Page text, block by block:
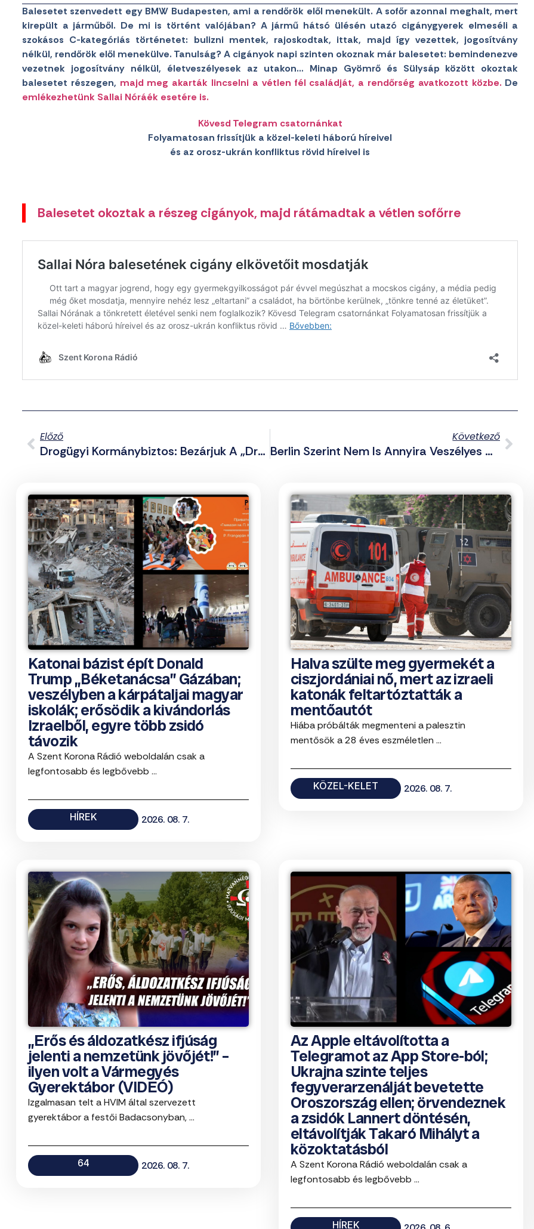
Balesetet szenvedett egy BMW Budapesten, ami a rendőrök elől menekült. A sofőr azonnal meghalt, mert
kirepült a járműből. De mi is történt valójában? A jármű hátsó ülésén utazó cigánygyerek elmeséli a
szokásos C-kategóriás történetet: bulizni mentek, rajoskodtak, ittak, majd így vezettek, jogosítvány
nélkül, rendőrök elől menekülve. Tanulság? A cigányok napi szinten okoznak már balesetet: bemindenezve
vezetnek jogosítvány nélkül, életveszélyesek az utakon… Minap Gyömrő és Sülysáp között okoztak
balesetet részegen, majd meg akarták lincselni a vétlen fél családját, a rendőrség avatkozott közbe. De
emlékezhetünk Sallai Nóráék esetére is.
Kövesd Telegram csatornánkat
Folyamatosan frissítjük a közel-keleti háború híreivel
és az orosz-ukrán konfliktus rövid híreivel is
Balesetet okoztak a részeg cigányok, majd rátámadtak a vétlen sofőrre
Előző
Drogügyi Kormánybiztos: Bezárjuk A „drogfészkeket”
Következő
Berlin Szerint Nem Is Annyira Veszélyes A Terroristának Minősített Német Antifa Ost Csoport
Katonai bázist épít Donald
Trump „Béketanácsa” Gázában;
veszélyben a kárpátaljai magyar
iskolák; erősödik a kivándorlás
Izraelből, egyre több zsidó
távozik
A Szent Korona Rádió weboldalán csak a
legfontosabb és legbővebb ...
HÍREK 2026. 08. 7.
Halva szülte meg gyermekét a
ciszjordániai nő, mert az izraeli
katonák feltartóztatták a
mentőautót
Hiába próbálták megmenteni a palesztin
mentősök a 28 éves eszméletlen ...
KÖZEL-KELET 2026. 08. 7.
„Erős és áldozatkész ifjúság
jelenti a nemzetünk jövőjét!” –
ilyen volt a Vármegyés
Gyerektábor (VIDEÓ)
Izgalmasan telt a HVIM által szervezett
gyerektábor a festői Badacsonyban, ...
64 2026. 08. 7.
Az Apple eltávolította a
Telegramot az App Store-ból;
Ukrajna szinte teljes
fegyverarzenálját bevetette
Oroszország ellen; örvendeznek
a zsidók Lannert döntésén,
eltávolítják Takaró Mihályt a
közoktatásból
A Szent Korona Rádió weboldalán csak a
legfontosabb és legbővebb ...
HÍREK